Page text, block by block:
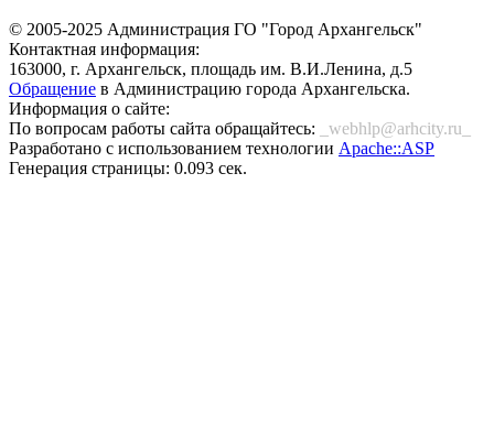
© 2005-2025 Администрация ГО "Город Архангельск"
Контактная информация:
163000, г. Архангельск, площадь им. В.И.Ленина, д.5
Обращение в Администрацию города Архангельска.
Информация о сайте:
По вопросам работы сайта обращайтесь:
_webhlp@arhcity.ru_
Разработано с использованием технологии Apache::ASP
Генерация страницы: 0.093 сек.